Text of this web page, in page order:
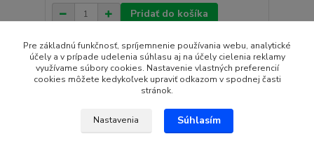
Pridať do košíka
strana z 1
Pre základnú funkčnosť, spríjemnenie používania webu, analytické
účely a v prípade udelenia súhlasu aj na účely cielenia reklamy
využívame súbory cookies. Nastavenie vlastných preferencií
cookies môžete kedykoľvek upraviť odkazom v spodnej časti
stránok.
Nastavenia Súhlasím